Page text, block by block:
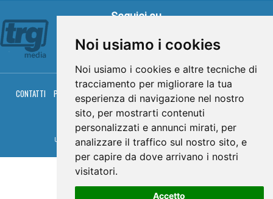
Noi usiamo i cookies
Noi usiamo i cookies e altre tecniche di
tracciamento per migliorare la tua
esperienza di navigazione nel nostro
sito, per mostrarti contenuti
personalizzati e annunci mirati, per
analizzare il traffico sul nostro sito, e
per capire da dove arrivano i nostri
visitatori.
Accetto
Seguici su
CONTATTI PRIVACY COOKIES PALINSESTO DIRETTA TV
DIRETTA RADIO
RGM HITRADIO
© TRG Media 2005-2026
Umbria Televisioni s.r.l. - P.I.00496230541 - www.trgmedia.it- Powered by